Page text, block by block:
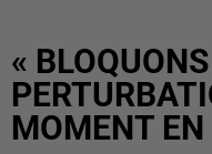
«
MOMENT